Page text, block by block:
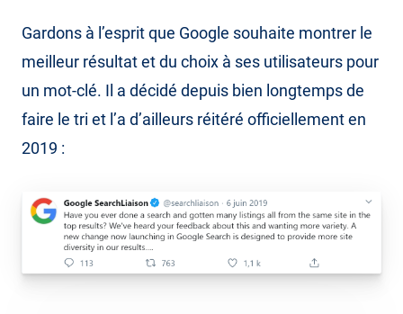
Gardons à l’esprit que Google souhaite montrer le
meilleur résultat et du choix à ses utilisateurs pour
un mot-clé. Il a décidé depuis bien longtemps de
faire le tri et l’a d’ailleurs réitéré officiellement en
2019 :